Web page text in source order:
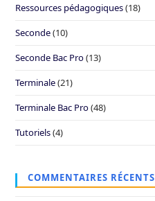
Ressources pédagogiques(18)
Seconde(10)
Seconde Bac Pro(13)
Terminale(21)
Terminale Bac Pro(48)
Tutoriels(4)
COMMENTAIRES RÉCENTS